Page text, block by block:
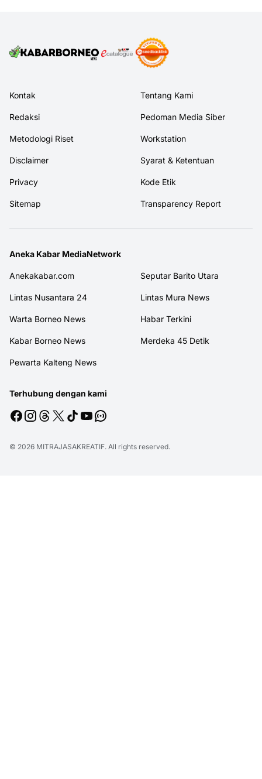
Kontak Tentang Kami
Redaksi Pedoman Media Siber
Metodologi Riset Workstation
Disclaimer Syarat & Ketentuan
Privacy Kode Etik
Sitemap Transparency Report
Aneka Kabar MediaNetwork
Anekakabar.com Seputar Barito Utara
Lintas Nusantara 24 Lintas Mura News
Warta Borneo News Habar Terkini
Kabar Borneo News Merdeka 45 Detik
Pewarta Kalteng News
Terhubung dengan kami
© 2026 MITRAJASAKREATIF. All rights reserved.